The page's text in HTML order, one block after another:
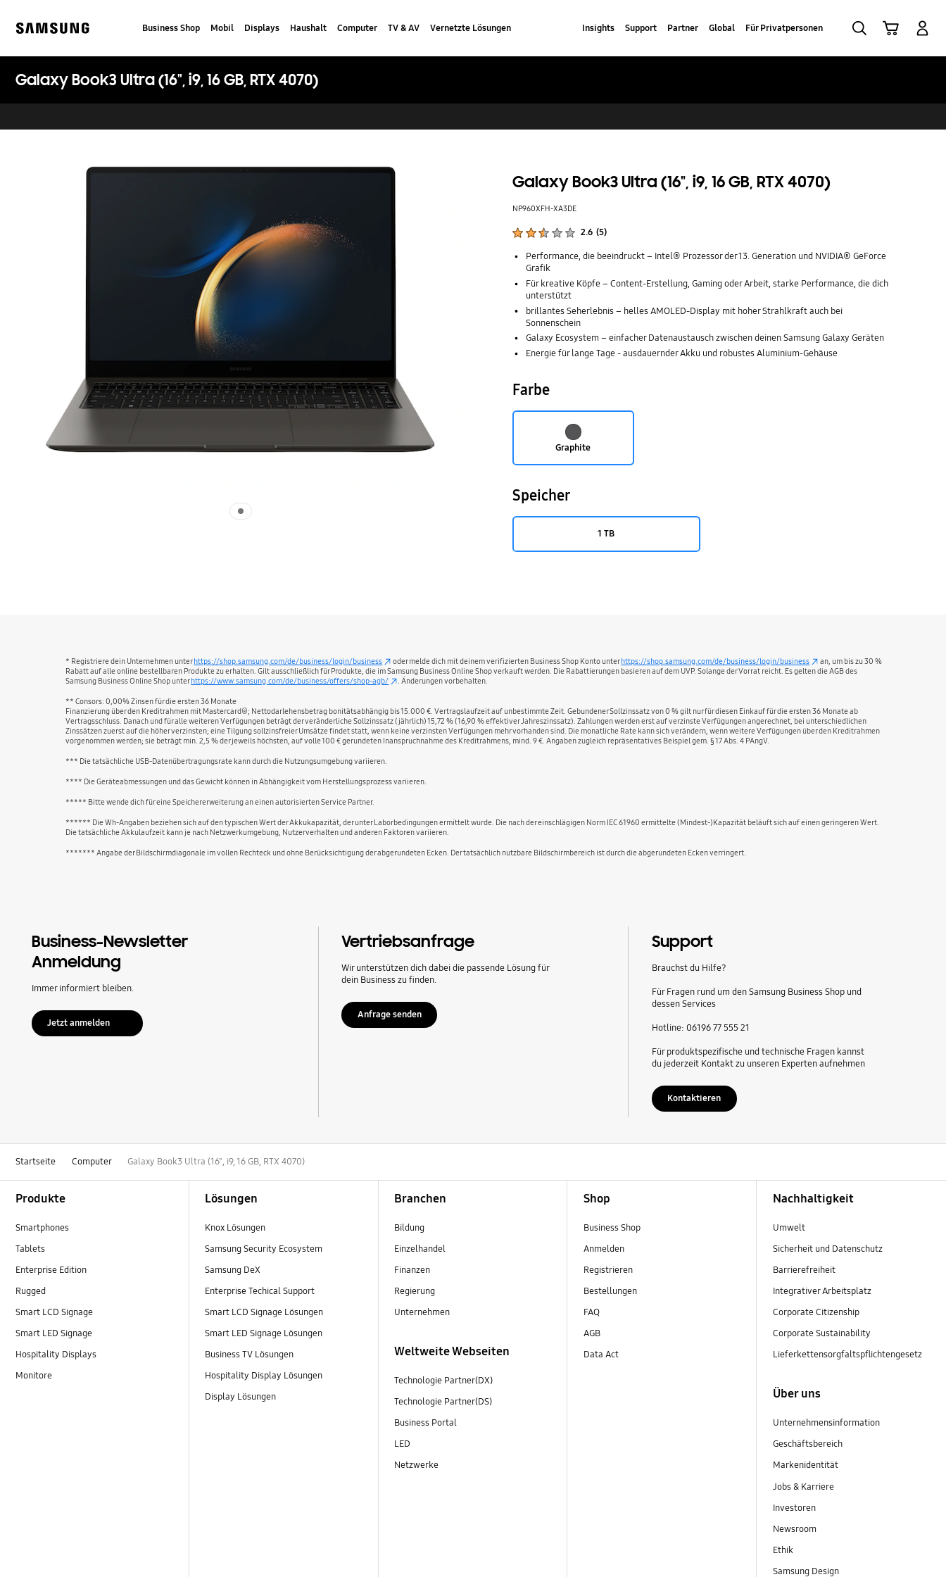
content
Business Shop Mobil Displays Haushalt Computer TV & AV Vernetzte Lösungen Insights Support Partner Global Für Privatpersonen
Galaxy Book3 Ultra (16", i9, 16 GB, RTX 4070)
Galaxy Book3 Ultra (16", i9, 16 GB, RTX 4070)
NP960XFH-XA3DE
2.6 (5)
Performance, die beeindruckt – Intel® Prozessor der 13. Generation und NVIDIA® GeForce
Grafik
Für kreative Köpfe – Content-Erstellung, Gaming oder Arbeit, starke Performance, die dich
unterstützt
brillantes Seherlebnis – helles AMOLED-Display mit hoher Strahlkraft auch bei
Sonnenschein
Galaxy Ecosystem – einfacher Datenaustausch zwischen deinen Samsung Galaxy Geräten
Energie für lange Tage - ausdauernder Akku und robustes Aluminium-Gehäuse
Farbe
Graphite
Speicher
1 TB
* Registriere dein Unternehmen unterhttps://shop.samsung.com/de/business/login/business oder melde dich mit deinem verifizierten Business Shop Konto unterhttps://shop.samsung.com/de/business/login/business
an, um bis zu 30 %
Rabatt auf alle online bestellbaren Produkte zu erhalten. Gilt ausschließlich für Produkte, die im Samsung Business Online Shop verkauft werden. Die Rabattierungen basieren auf dem UVP. Solange der Vorrat reicht. Es gelten die AGB des
Samsung Business Online Shop unterhttps://www.samsung.com/de/business/offers/shop-agb/ . Änderungen vorbehalten.
** Consors: 0,00% Zinsen für die ersten 36 Monate
Finanzierung über den Kreditrahmen mit Mastercard®; Nettodarlehensbetrag bonitätsabhängig bis 15.000 €. Vertragslaufzeit auf unbestimmte Zeit. Gebundener Sollzinssatz von 0 % gilt nur für diesen Einkauf für die ersten 36 Monate ab
Vertragsschluss. Danach und für alle weiteren Verfügungen beträgt der veränderliche Sollzinssatz (jährlich) 15,72 % (16,90 % effektiver Jahreszinssatz). Zahlungen werden erst auf verzinste Verfügungen angerechnet, bei unterschiedlichen
Zinssätzen zuerst auf die höher verzinsten; eine Tilgung sollzinsfreier Umsätze findet statt, wenn keine verzinsten Verfügungen mehr vorhanden sind. Die monatliche Rate kann sich verändern, wenn weitere Verfügungen über den Kreditrahmen
vorgenommen werden; sie beträgt min. 2,5 % der jeweils höchsten, auf volle 100 € gerundeten Inanspruchnahme des Kreditrahmens, mind. 9 €. Angaben zugleich repräsentatives Beispiel gem. § 17 Abs. 4 PAngV.
*** Die tatsächliche USB-Datenübertragungsrate kann durch die Nutzungsumgebung variieren.
**** Die Geräteabmessungen und das Gewicht können in Abhängigkeit vom Herstellungsprozess variieren.
***** Bitte wende dich für eine Speichererweiterung an einen autorisierten Service Partner.
****** Die Wh-Angaben beziehen sich auf den typischen Wert der Akkukapazität, der unter Laborbedingungen ermittelt wurde. Die nach der einschlägigen Norm IEC 61960 ermittelte (Mindest-)Kapazität beläuft sich auf einen geringeren Wert.
Die tatsächliche Akkulaufzeit kann je nach Netzwerkumgebung, Nutzerverhalten und anderen Faktoren variieren.
******* Angabe der Bildschirmdiagonale im vollen Rechteck und ohne Berücksichtigung der abgerundeten Ecken. Der tatsächlich nutzbare Bildschirmbereich ist durch die abgerundeten Ecken verringert.
Business-Newsletter
Anmeldung
Immer informiert bleiben.
Jetzt anmelden
Vertriebsanfrage
Wir unterstützen dich dabei die passende Lösung für
dein Business zu finden.
Anfrage senden
Support
Brauchst du Hilfe?
Für Fragen rund um den Samsung Business Shop und
dessen Services
Hotline: 06196 77 555 21
Für produktspezifische und technische Fragen kannst
du jederzeit Kontakt zu unseren Experten aufnehmen
Kontaktieren
Startseite Computer Galaxy Book3 Ultra (16", i9, 16 GB, RTX 4070)
Produkte
Smartphones
Tablets
Enterprise Edition
Rugged
Smart LCD Signage
Smart LED Signage
Hospitality Displays
Monitore
Lösungen
Knox Lösungen
Samsung Security Ecosystem
Samsung DeX
Enterprise Techical Support
Smart LCD Signage Lösungen
Smart LED Signage Lösungen
Business TV Lösungen
Hospitality Display Lösungen
Display Lösungen
Branchen
Bildung
Einzelhandel
Finanzen
Regierung
Unternehmen
Weltweite Webseiten
Technologie Partner(DX)
Technologie Partner(DS)
Business Portal
LED
Netzwerke
Shop
Business Shop
Anmelden
Registrieren
Bestellungen
FAQ
AGB
Data Act
Nachhaltigkeit
Umwelt
Sicherheit und Datenschutz
Barrierefreiheit
Integrativer Arbeitsplatz
Corporate Citizenship
Corporate Sustainability
Lieferkettensorgfaltspflichtengesetz
Über uns
Unternehmensinformation
Geschäftsbereich
Markenidentität
Jobs & Karriere
Investoren
Newsroom
Ethik
Samsung Design